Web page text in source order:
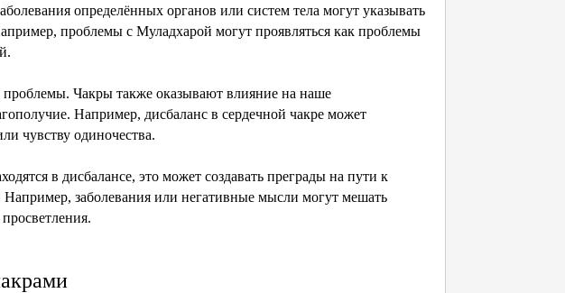
определённых органов или систем тела могут указывать
проблемы с Муладхарой могут проявляться как проблемы
Чакры также оказывают влияние на наше
Например, дисбаланс в сердечной чакре может
чувству одиночества.
в дисбалансе, это может создавать преграды на пути к
заболевания или негативные мысли могут мешать